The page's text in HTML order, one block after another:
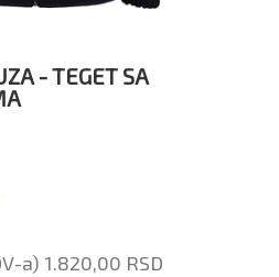
- TEGET SA
a) 1.820,00 RSD